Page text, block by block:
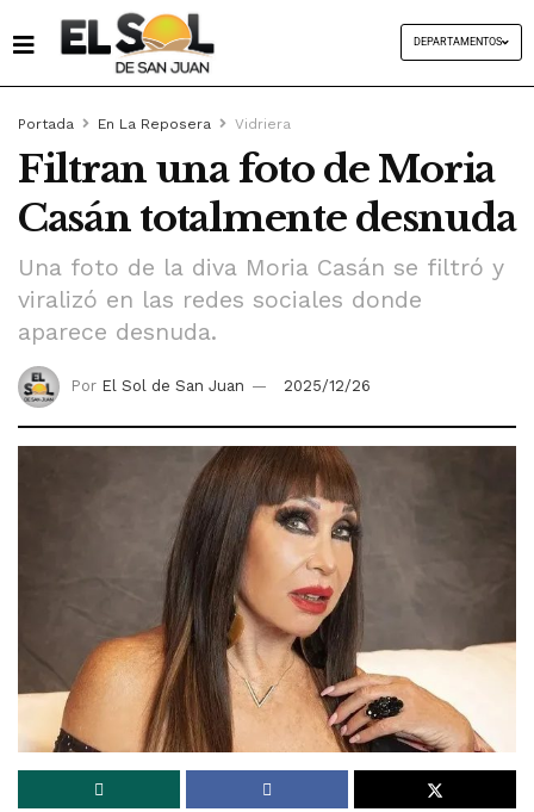
DEPARTAMENTOS
Portada En La Reposera Vidriera
Filtran una foto de Moria
Casán totalmente desnuda
Una foto de la diva Moria Casán se filtró y
viralizó en las redes sociales donde
aparece desnuda.
Por El Sol de San Juan 2025/12/26